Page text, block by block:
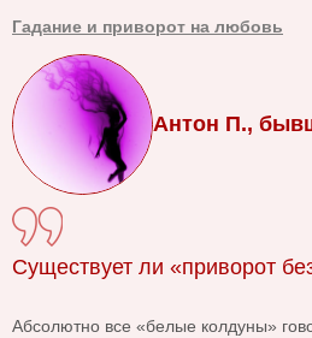
Гадание и приворот на любовь
Антон П.,
Существует ли «приворот
Абсолютно все «белые колдуны»